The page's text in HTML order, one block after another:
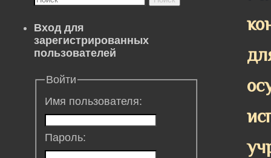
Вход для
зарегистрированных
пользователей
Войти
Имя пользователя:
Пароль: